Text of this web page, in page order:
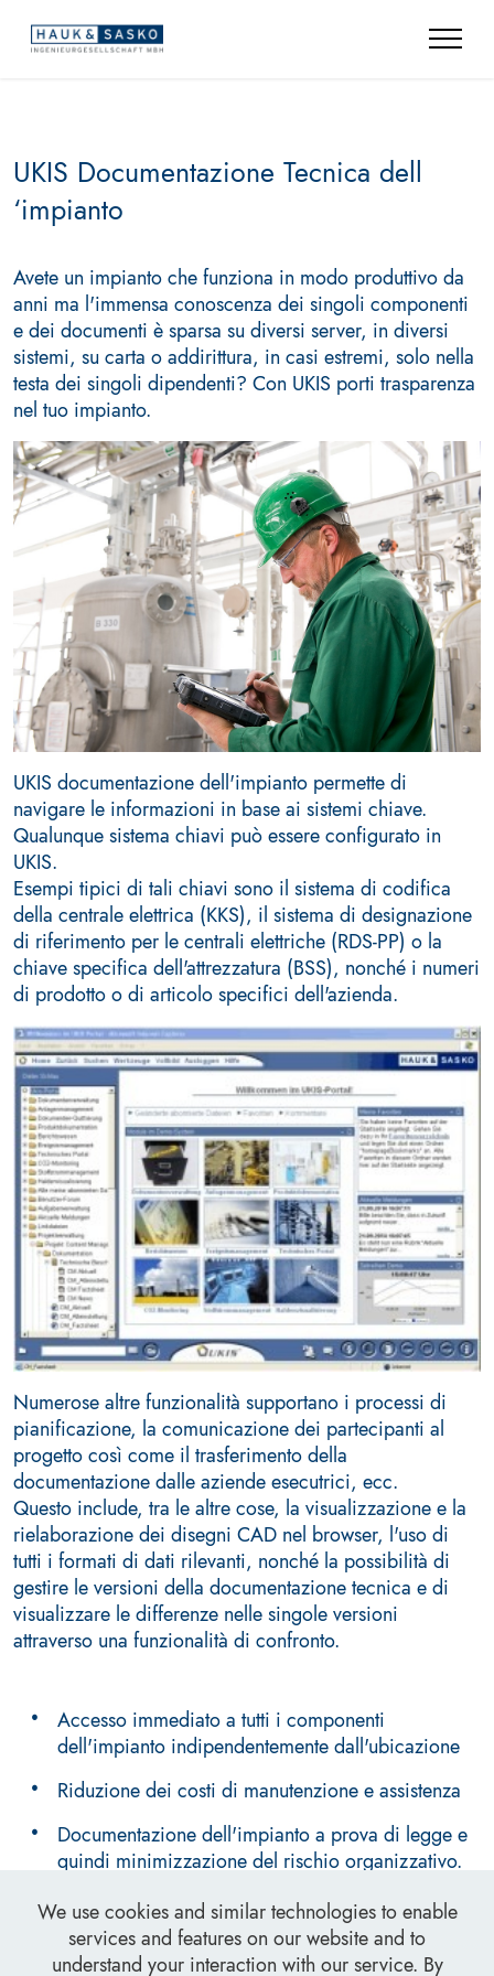
UKIS Documentazione Tecnica dell
‘impianto
Avete un impianto che funziona in modo produttivo da
anni ma l'immensa conoscenza dei singoli componenti
e dei documenti è sparsa su diversi server, in diversi
sistemi, su carta o addirittura, in casi estremi, solo nella
testa dei singoli dipendenti? Con UKIS porti trasparenza
nel tuo impianto.
UKIS documentazione dell'impianto permette di
navigare le informazioni in base ai sistemi chiave.
Qualunque sistema chiavi può essere configurato in
UKIS.
Esempi tipici di tali chiavi sono il sistema di codifica
della centrale elettrica (KKS), il sistema di designazione
di riferimento per le centrali elettriche (RDS-PP) o la
chiave specifica dell'attrezzatura (BSS), nonché i numeri
di prodotto o di articolo specifici dell'azienda.
Numerose altre funzionalità supportano i processi di
pianificazione, la comunicazione dei partecipanti al
progetto così come il trasferimento della
documentazione dalle aziende esecutrici, ecc.
Questo include, tra le altre cose, la visualizzazione e la
rielaborazione dei disegni CAD nel browser, l'uso di
tutti i formati di dati rilevanti, nonché la possibilità di
gestire le versioni della documentazione tecnica e di
visualizzare le differenze nelle singole versioni
attraverso una funzionalità di confronto.
Accesso immediato a tutti i componenti
dell'impianto indipendentemente dall'ubicazione
Riduzione dei costi di manutenzione e assistenza
Documentazione dell'impianto a prova di legge e
quindi minimizzazione del rischio organizzativo.
We use cookies and similar technologies to enable
services and features on our website and to
understand your interaction with our service. By